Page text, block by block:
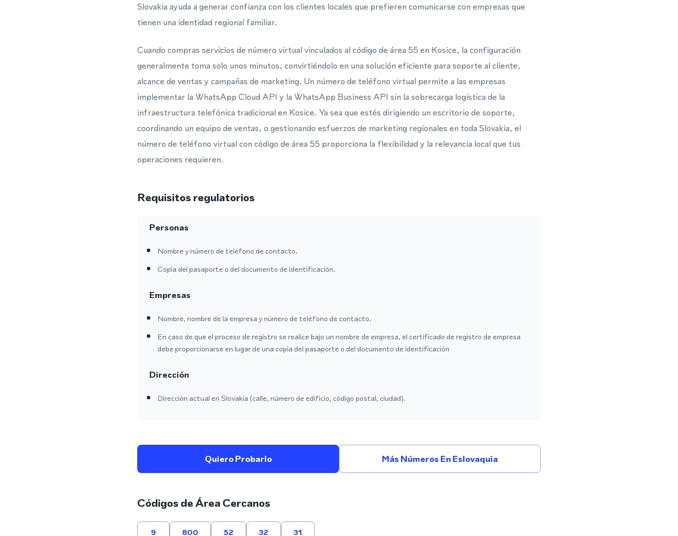
Slovakia ayuda a generar confianza con los clientes locales que prefieren comunicarse con empresas que
tienen una identidad regional familiar.
Cuando compras servicios de número virtual vinculados al código de área 55 en Kosice, la configuración
generalmente toma solo unos minutos, convirtiéndolo en una solución eficiente para soporte al cliente,
alcance de ventas y campañas de marketing. Un número de teléfono virtual permite a las empresas
implementar la WhatsApp Cloud API y la WhatsApp Business API sin la sobrecarga logística de la
infraestructura telefónica tradicional en Kosice. Ya sea que estés dirigiendo un escritorio de soporte,
coordinando un equipo de ventas, o gestionando esfuerzos de marketing regionales en toda Slovakia, el
número de teléfono virtual con código de área 55 proporciona la flexibilidad y la relevancia local que tus
operaciones requieren.
Requisitos regulatorios
Personas
Nombre y número de teléfono de contacto.
Copia del pasaporte o del documento de identificación.
Empresas
Nombre, nombre de la empresa y número de teléfono de contacto.
En caso de que el proceso de registro se realice bajo un nombre de empresa, el certificado de registro de empresa
debe proporcionarse en lugar de una copia del pasaporte o del documento de identificación
Dirección
Dirección actual en Slovakia (calle, número de edificio, código postal, ciudad).
Quiero Probarlo Más Números En Eslovaquia
Códigos de Área Cercanos
9 800 52 32 31